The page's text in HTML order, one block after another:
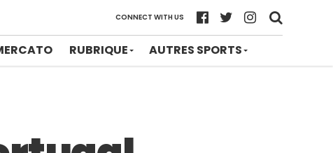
CONNECT WITH US
RUBRIQUE AUTRES SPORTS